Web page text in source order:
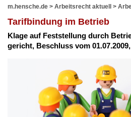
m.hensche.de > Arbeitsrecht aktuell >
Ta­rif­bin­dung im Be­trieb
Kla­ge auf Fest­stel­lung durch
ge­richt, Be­schluss vom